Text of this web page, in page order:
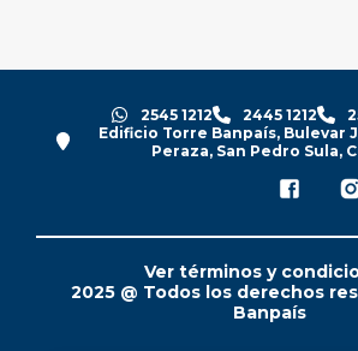
2545 1212 2445 1212
Edificio Torre Banpaís, Bulevar
Peraza, San Pedro Sula,
Ver términos y
2025 @ Todos los derechos
Banpaís